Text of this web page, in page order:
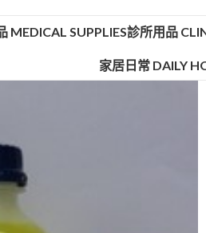
MEDICAL SUPPLIES診所用品
家居日常 DAILY